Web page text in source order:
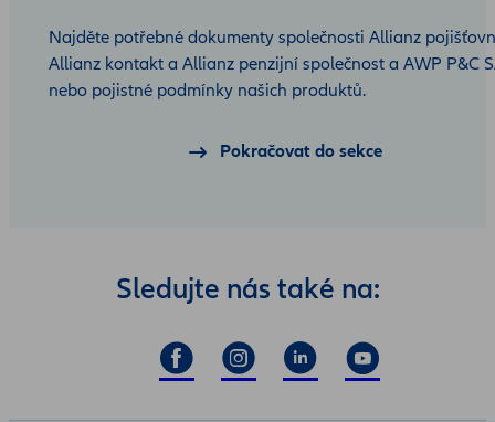
Najděte potřebné dokumenty společnosti Allianz
Allianz kontakt a Allianz penzijní společnost a AWP P&C
nebo pojistné podmínky našich produktů.
Pokračovat do sekce
Sledujte nás také na: